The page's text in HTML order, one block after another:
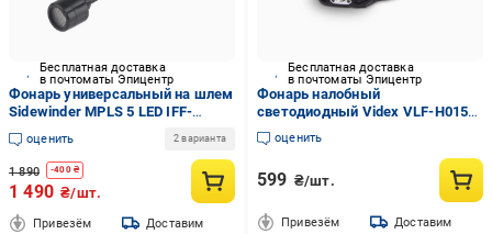
Бесплатная доставка
в почтоматы Эпицентр
Фонарь универсальный на шлем
Sidewinder MPLS 5 LED IFF-
маячок
оценить 2 варианта
1 890 -400₴
1 490 ₴/шт.
Привезём Доставим
Бесплатная доставка
в почтоматы Эпицентр
Фонарь налобный
светодиодный Videx VLF-H015
330 Lm 5000K
оценить
599 ₴/шт.
Привезём Доставим